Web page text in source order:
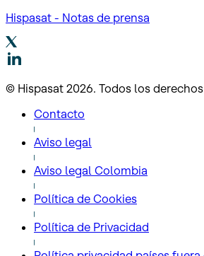
Hispasat - Notas de prensa
© Hispasat 2026. Todos los
Contacto
Aviso legal
Aviso legal Colombia
Política de Cookies
Política de Privacidad